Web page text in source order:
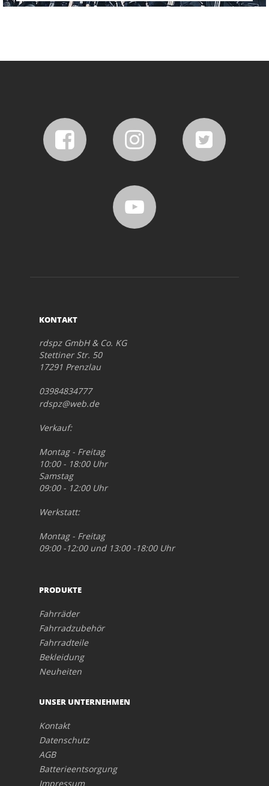
KONTAKT
rdspz GmbH & Co. KG
Stettiner Str. 50
17291 Prenzlau
03984834777
rdspz@web.de
Verkauf:
Montag - Freitag
10:00 - 18:00 Uhr
Samstag
09:00 - 12:00 Uhr
Werkstatt:
Montag - Freitag
09:00 -12:00 und 13:00 -18:00 Uhr
PRODUKTE
Fahrräder
Fahrradzubehör
Fahrradteile
Bekleidung
Neuheiten
UNSER UNTERNEHMEN
Kontakt
Datenschutz
AGB
Batterieentsorgung
Impressum